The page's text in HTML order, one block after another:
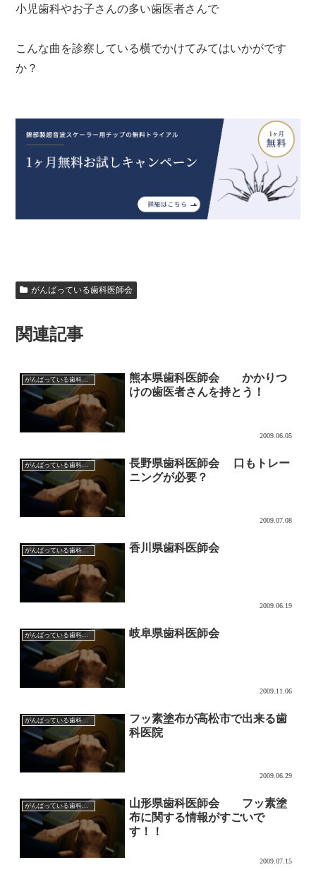
小児歯科やお子さんの多い歯医者さんで
こんな曲を診察している横でかけてみてはいかがです
か？
がんばっている歯科医師会
関連記事
がんばっている歯科医師会
熊本県歯科医師会 かかりつ
けの歯医者さんを持とう！
2009.06.05
がんばっている歯科医師会
長野県歯科医師会 口もトレー
ニングが必要？
2009.07.08
がんばっている歯科医師会 香川県歯科医師会
2009.06.19
がんばっている歯科医師会 岐阜県歯科医師会
2009.11.06
がんばっている歯科医師会
フッ素塗布が高松市で出来る歯
科医院
2009.06.29
がんばっている歯科医師会
山形県歯科医師会 フッ素塗
布に関する情報がすごいで
す！！
2009.07.15